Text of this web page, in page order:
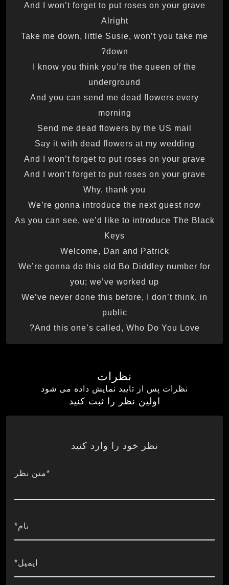
And I won’t forget to put roses on your grave
Alright
Take me down, little Susie, won’t you take me
down?
I know you think you’re the queen of the
underground
And you can send me dead flowers every
morning
Send me dead flowers by the US mail
Say it with dead flowers at my wedding
And I won’t forget to put roses on your grave
And I won’t forget to put roses on your grave
Why, thank you
We’re gonna introduce the next guest now
As you can see, we’d like to introduce The Black
Keys
Welcome, Dan and Patrick
We’re gonna do this old Bo Diddley number for
you; we’ve worked up
We’ve never done this before, I don’t think, in
public
And this one’s called, Who Do You Love?
نظرات
نظرات پس از تایید نمایش داده می شود
اولین نظر را ثبت کنید
نظر خود را وارد کنید
*متن نظر
نام*
ایمیل*